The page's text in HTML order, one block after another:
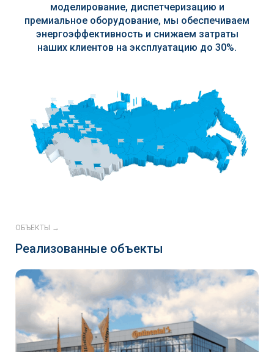
моделирование, диспетчеризацию и
премиальное оборудование, мы обеспечиваем
энергоэффективность и снижаем затраты
наших клиентов на эксплуатацию до 30%.
ОБЪЕКТЫ →
Реализованные объекты